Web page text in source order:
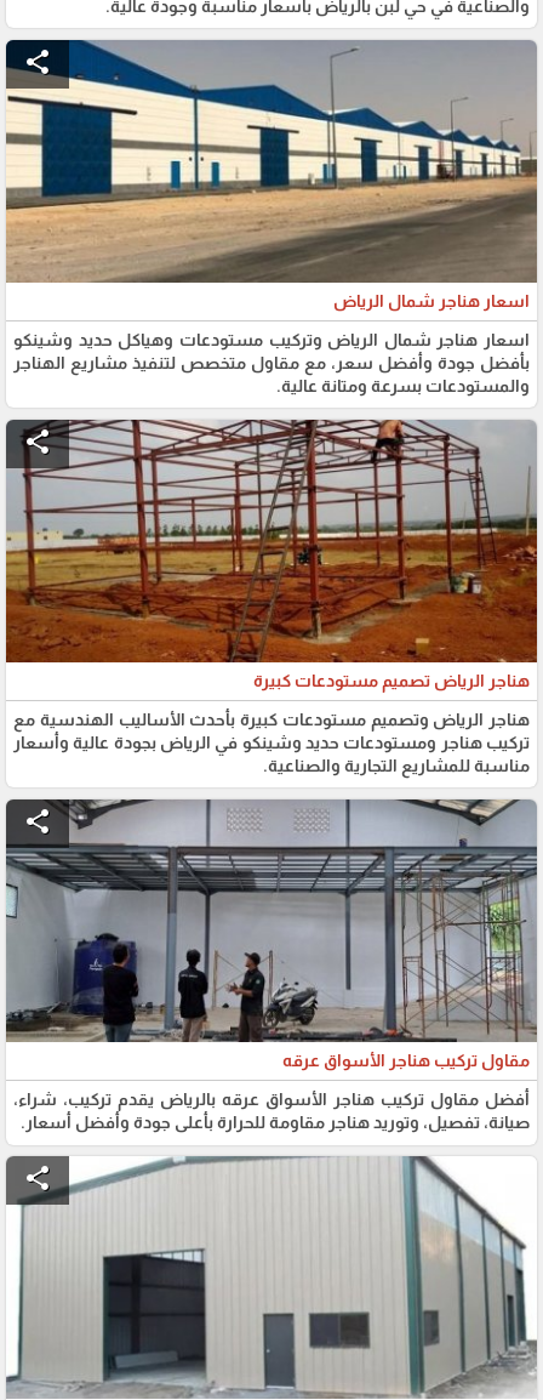
والصناعية في حي لبن بالرياض بأسعار مناسبة وجودة عالية.
share
اسعار هناجر شمال الرياض
اسعار هناجر شمال الرياض وتركيب مستودعات وهياكل حديد وشينكو
بأفضل جودة وأفضل سعر، مع مقاول متخصص لتنفيذ مشاريع الهناجر
والمستودعات بسرعة ومتانة عالية.
share
هناجر الرياض تصميم مستودعات كبيرة
هناجر الرياض وتصميم مستودعات كبيرة بأحدث الأساليب الهندسية مع
تركيب هناجر ومستودعات حديد وشينكو في الرياض بجودة عالية وأسعار
مناسبة للمشاريع التجارية والصناعية.
share
مقاول تركيب هناجر الأسواق عرقه
أفضل مقاول تركيب هناجر الأسواق عرقه بالرياض يقدم تركيب، شراء،
صيانة، تفصيل، وتوريد هناجر مقاومة للحرارة بأعلى جودة وأفضل أسعار.
share